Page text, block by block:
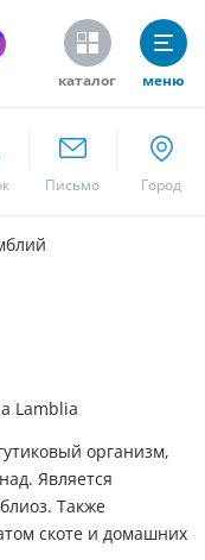
каталог меню
Lamblia
организм,
Является
Также
скоте и домашних